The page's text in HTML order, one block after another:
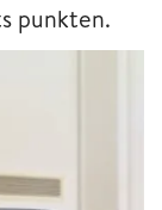
punkten.